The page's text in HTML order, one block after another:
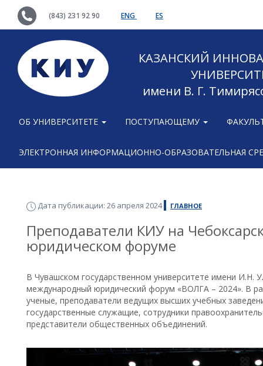
(843) 231 92 90 ENG ES
КАЗАНСКИЙ
имени В. Г.
ОБ УНИВЕРСИТЕТЕ ПОСТУПАЮЩЕМУ
ЭЛЕКТРОННАЯ ИНФОРМАЦИОННО-ОБРАЗОВАТЕЛЬНАЯ
Дата публикации: 26 апреля 2024 ГЛАВНОЕ
Преподаватели КИУ на
юридическом форуме
В Чувашском государственном университете имени И.Н.
международный юридический форум «ВОЛГА – 2024». В
ученые, преподаватели ведущих высших учебных
государственные служащие, сотрудники
представители общественных объединений.